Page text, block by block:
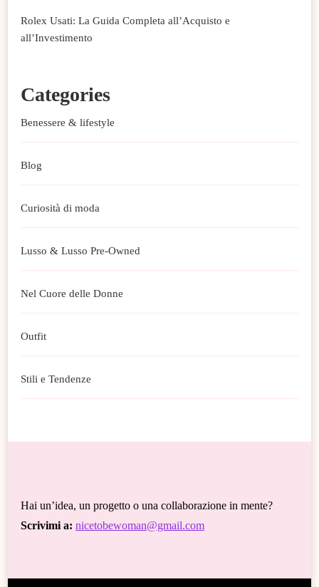
Rolex Usati: La Guida Completa all’Acquisto e
all’Investimento
Categories
Benessere & lifestyle
Blog
Curiosità di moda
Lusso & Lusso Pre-Owned
Nel Cuore delle Donne
Outfit
Stili e Tendenze
Hai un’idea, un progetto o una collaborazione in mente?
Scrivimi a: nicetobewoman@gmail.com